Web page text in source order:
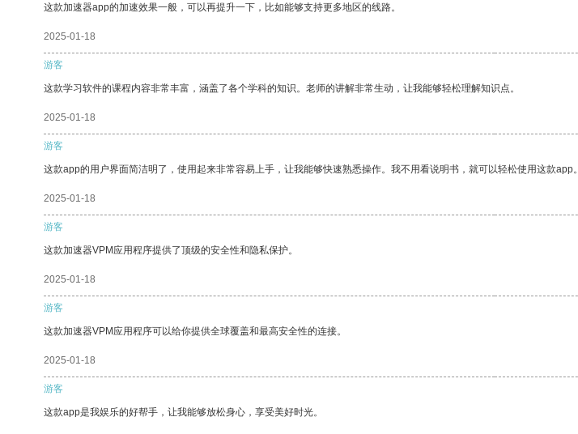
这款加速器app的加速效果一般，可以再提升一下，比如能够支持更多地区的线路。
2025-01-18
游客
这款学习软件的课程内容非常丰富，涵盖了各个学科的知识。老师的讲解非常生动，让我能够轻松理解知识点。
2025-01-18
游客
这款app的用户界面简洁明了，使用起来非常容易上手，让我能够快速熟悉操作。我不用看说明书，就可以轻松使用这款app。
2025-01-18
游客
这款加速器VPM应用程序提供了顶级的安全性和隐私保护。
2025-01-18
游客
这款加速器VPM应用程序可以给你提供全球覆盖和最高安全性的连接。
2025-01-18
游客
这款app是我娱乐的好帮手，让我能够放松身心，享受美好时光。